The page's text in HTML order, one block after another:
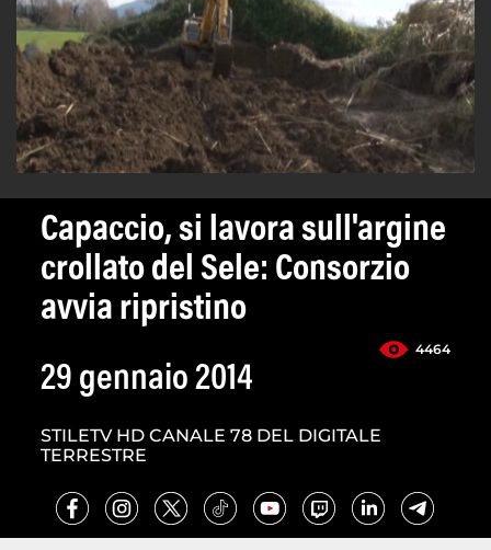
Capaccio, si lavora sull'argine
crollato del Sele: Consorzio
avvia ripristino
4464
29 gennaio 2014
STILETV HD CANALE 78 DEL DIGITALE
TERRESTRE